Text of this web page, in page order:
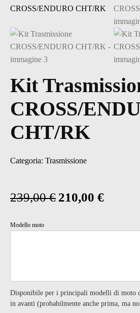
Kit
CROSS/
CHT/RK
Categoria: Trasmissione
239,00€
prezzo
239,00 €.
210,00 €
prezzo
210,00 €.
Modello moto
Disponibile per i principali modelli di moto
in avanti (probabilmente anche prima, ma